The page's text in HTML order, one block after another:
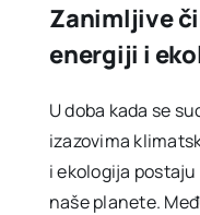
Zanimljive
energiji i
U doba kada se
izazovima
i ekologija
naše planete.